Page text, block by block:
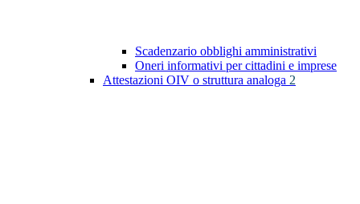
Scadenzario obblighi amministrativi
Oneri informativi per cittadini e imprese
Attestazioni OIV o struttura analoga 2